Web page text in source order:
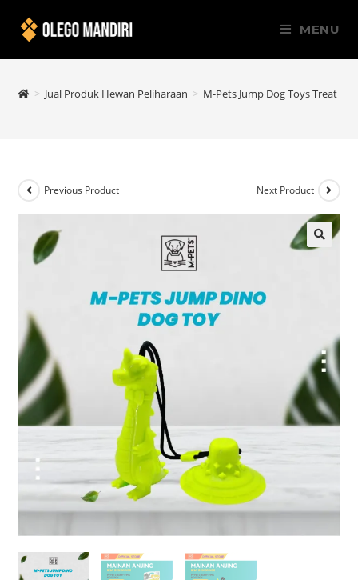
MENU
> Jual Produk Hewan Peliharaan > M-Pets Jump Dog Toys Treat
Previous Product Next Product